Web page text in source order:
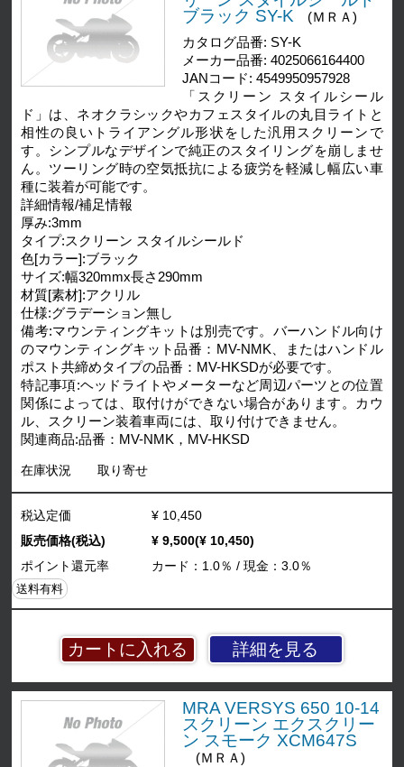
ブラック SY-K
(ＭＲＡ)
カタログ品番: SY-K
メーカー品番: 4025066164400
JANコード: 4549950957928
「スクリーン スタイルシール
ド」は、ネオクラシックやカフェスタイルの丸目ライトと
相性の良いトライアングル形状をした汎用スクリーンで
す。シンプルなデザインで純正のスタイリングを崩しませ
ん。ツーリング時の空気抵抗による疲労を軽減し幅広い車
種に装着が可能です。
詳細情報/補足情報
厚み:3mm
タイプ:スクリーン スタイルシールド
色[カラー]:ブラック
サイズ:幅320mmx長さ290mm
材質[素材]:アクリル
仕様:グラデーション無し
備考:マウンティングキットは別売です。バーハンドル向け
のマウンティングキット品番：MV-NMK、またはハンドル
ポスト共締めタイプの品番：MV-HKSDが必要です。
特記事項:ヘッドライトやメーターなど周辺パーツとの位置
関係によっては、取付けができない場合があります。カウ
ル、スクリーン装着車両には、取り付けできません。
関連商品:品番：MV-NMK，MV-HKSD
在庫状況 取り寄せ
詳細を見る
税込定価
¥ 10,450
販売価格(税込)
¥ 9,500(¥ 10,450)
ポイント還元率
カード：1.0％ / 現金：3.0％
送料有料
MRA VERSYS 650 10-14
スクリーン エクスクリー
ン スモーク XCM647S
(ＭＲＡ)